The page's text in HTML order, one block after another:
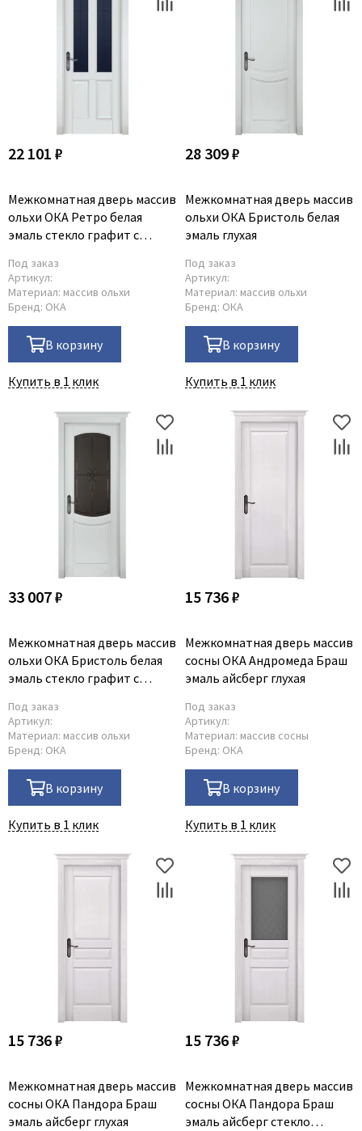
22 101 ₽
Межкомнатная дверь массив
ольхи ОКА Ретро белая
эмаль стекло графит с
Под заказ
Артикул:
Материал: массив ольхи
Бренд: ОКА
В корзину
Купить в 1 клик
28 309 ₽
Межкомнатная дверь массив
ольхи ОКА Бристоль белая
эмаль глухая
Под заказ
Артикул:
Материал: массив ольхи
Бренд: ОКА
В корзину
Купить в 1 клик
33 007 ₽
Межкомнатная дверь массив
ольхи ОКА Бристоль белая
эмаль стекло графит с
Под заказ
Артикул:
Материал: массив ольхи
Бренд: ОКА
В корзину
Купить в 1 клик
15 736 ₽
Межкомнатная дверь массив
сосны ОКА Андромеда Браш
эмаль айсберг глухая
Под заказ
Артикул:
Материал: массив сосны
Бренд: ОКА
В корзину
Купить в 1 клик
15 736 ₽
Межкомнатная дверь массив
сосны ОКА Пандора Браш
эмаль айсберг глухая
15 736 ₽
Межкомнатная дверь массив
сосны ОКА Пандора Браш
эмаль айсберг стекло